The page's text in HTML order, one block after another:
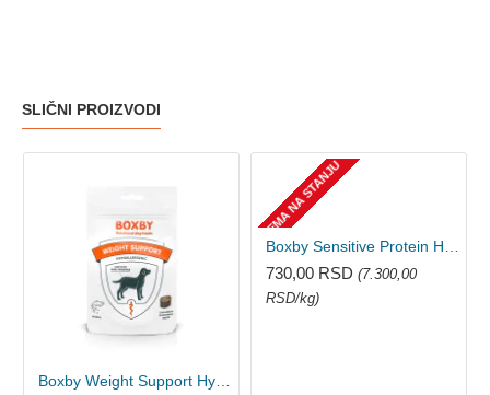
SLIČNI PROIZVODI
Boxby Weight Support Hypoallergenic poslastica za pse - Losos 100g
NEMA NA STANJU
Boxby Sensitive Protein Hypoallergenic poslastica za pse - Losos 100g
730,00 RSD (7.300,00
RSD/kg)